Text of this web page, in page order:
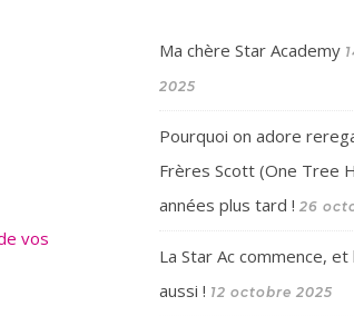
vos
Ma chère Star Academy
2025
Pourquoi on adore
Frères Scott (One Tree
années plus tard ! 26
La Star Ac commence, et
aussi ! 12 octobre 2025